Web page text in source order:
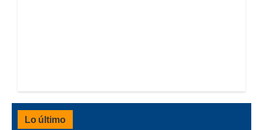
Lo último